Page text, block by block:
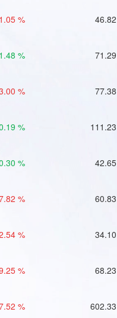
% 46.82
% 71.29
% 77.38
% 111.23
% 42.65
% 60.83
% 34.10
% 68.23
% 602.33